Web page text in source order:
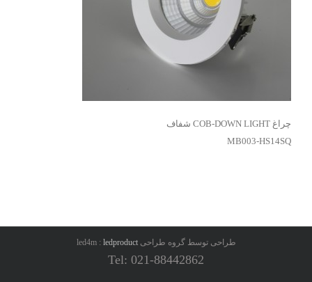
چراغ COB-DOWN LIGHT شفاف
MB003-HS14SQ
طراحی توسط گروه طراحی led4m :ledproduct
Tel: 021-88442862